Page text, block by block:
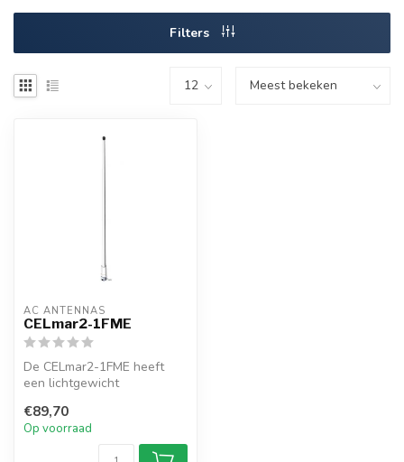
Filters
AC ANTENNAS
CELmar2-1FME
De CELmar2-1FME heeft
een lichtgewicht
connector, mannelij...
€89,70
Op voorraad